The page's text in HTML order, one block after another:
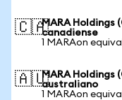
🇨🇦MARA Holdings
canadiense
1 MARAon
🇦🇺MARA Holdings
australiano
1 MARAon